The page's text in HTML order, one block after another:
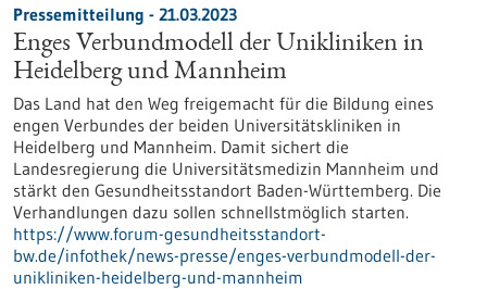
Pressemitteilung - 21.03.2023
Enges Verbundmodell der Unikliniken in
Heidelberg und Mannheim
Das Land hat den Weg freigemacht für die Bildung eines
engen Verbundes der beiden Universitätskliniken in
Heidelberg und Mannheim. Damit sichert die
Landesregierung die Universitätsmedizin Mannheim und
stärkt den Gesundheitsstandort Baden-Württemberg. Die
Verhandlungen dazu sollen schnellstmöglich starten.
https://www.forum-gesundheitsstandort-
bw.de/infothek/news-presse/enges-verbundmodell-der-
unikliniken-heidelberg-und-mannheim